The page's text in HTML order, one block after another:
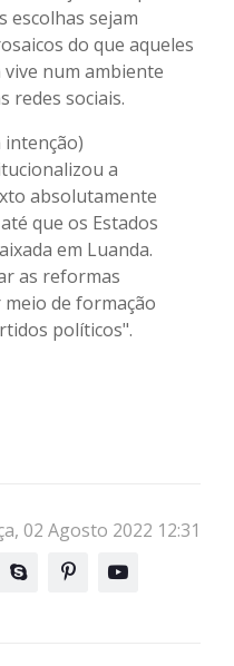
escolhas sejam
do que aqueles
num ambiente
redes sociais.
intenção)
a
absolutamente
que os Estados
em Luanda.
as reformas
de formação
políticos".
02 Agosto 2022 12:31